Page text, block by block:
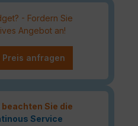
- Fordern Sie
Angebot an!
anfragen
Sie die
Service